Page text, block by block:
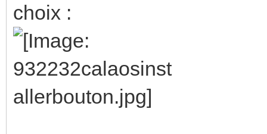
choix :